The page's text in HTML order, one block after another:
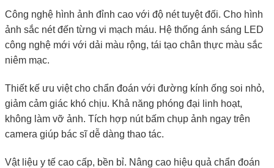
Công nghệ hình ảnh đỉnh cao với độ nét tuyệt đối. Cho hình
ảnh sắc nét đến từng vi mạch máu. Hệ thống ánh sáng LED
công nghệ mới với dải màu rộng, tái tạo chân thực màu sắc
niêm mạc.
Thiết kế ưu việt cho chẩn đoán với đường kính ống soi nhỏ,
giảm cảm giác khó chịu. Khả năng phóng đại linh hoạt,
không làm vỡ ảnh. Tích hợp nút bấm chụp ảnh ngay trên
camera giúp bác sĩ dễ dàng thao tác.
Vật liệu y tế cao cấp, bền bỉ. Nâng cao hiệu quả chẩn đoán